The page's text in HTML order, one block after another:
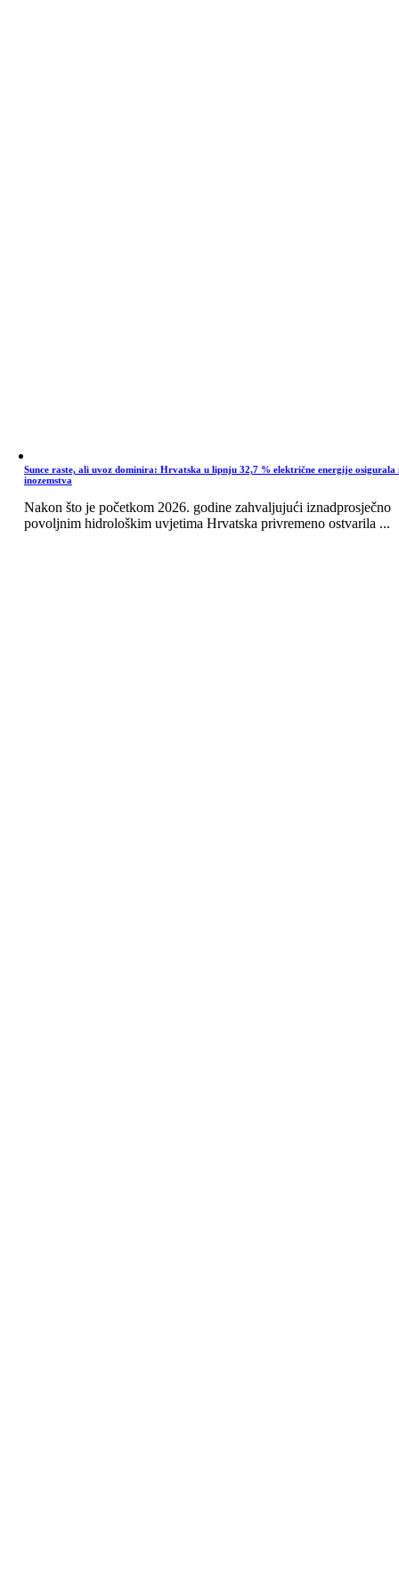
Sunce raste, ali uvoz dominira: Hrvatska u lipnju 32,7 % električne energije osigurala
inozemstva
Nakon što je početkom 2026. godine zahvaljujući iznadprosječno
povoljnim hidrološkim uvjetima Hrvatska privremeno ostvarila ...